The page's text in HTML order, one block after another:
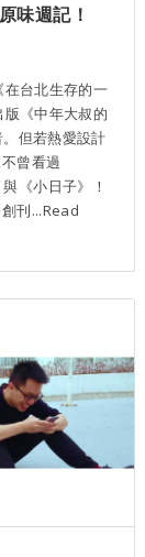
味週記！
台北生存的一
《中年大叔的
但若熱愛設計
曾看過
《小日子》！
刊...Read